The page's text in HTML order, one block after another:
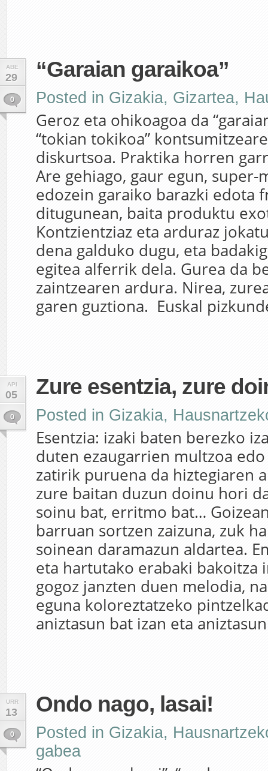
ABE
29
0
“Garaian garaikoa”
Posted in Gizakia, Gizartea,
Geroz eta ohikoagoa da
“tokian tokikoa”
diskurtsoa. Praktika horren
Are gehiago, gaur egun, super-
edozein garaiko barazki edota
ditugunean, baita produktu
Kontzientziaz eta arduraz
dena galduko dugu, eta
egitea alferrik dela. Gurea da
zaintzearen ardura. Nirea,
garen guztiona. Euskal
API
05
0
Zure esentzia, zure
Posted in Gizakia,
Esentzia: izaki baten berezko
duten ezaugarrien multzoa
zatirik puruena da hiztegiaren
zure baitan duzun doinu hori
soinu bat, erritmo bat…
barruan sortzen zaizuna, zuk
soinean daramazun aldartea.
eta hartutako erabaki bakoitza
gogoz janzten duen melodia,
eguna koloreztatzeko
aniztasun bat izan eta
URR
13
0
Ondo nago, lasai!
Posted in Gizakia,
gabea